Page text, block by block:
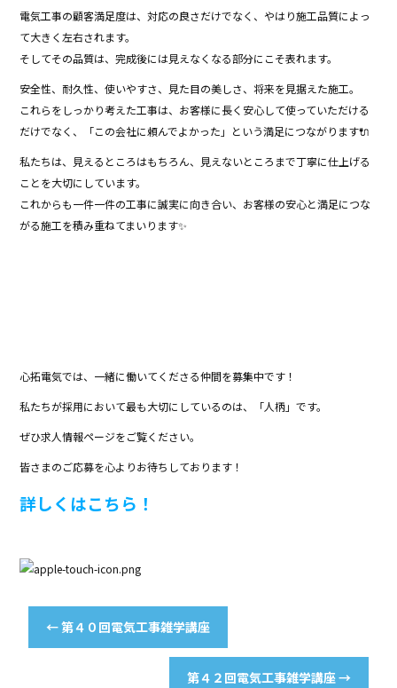
電気工事の顧客満足度は、対応の良さだけでなく、やはり施工品質によっ
て大きく左右されます。
そしてその品質は、完成後には見えなくなる部分にこそ表れます。
安全性、耐久性、使いやすさ、見た目の美しさ、将来を見据えた施工。
これらをしっかり考えた工事は、お客様に長く安心して使っていただける
だけでなく、「この会社に頼んでよかった」という満足につながります🔌
私たちは、見えるところはもちろん、見えないところまで丁寧に仕上げる
ことを大切にしています。
これからも一件一件の工事に誠実に向き合い、お客様の安心と満足につな
がる施工を積み重ねてまいります✨
心拓電気では、一緒に働いてくださる仲間を募集中です！
私たちが採用において最も大切にしているのは、「人柄」です。
ぜひ求人情報ページをご覧ください。
皆さまのご応募を心よりお待ちしております！
詳しくはこちら！
←第４０回電気工事雑学講座
第４２回電気工事雑学講座→